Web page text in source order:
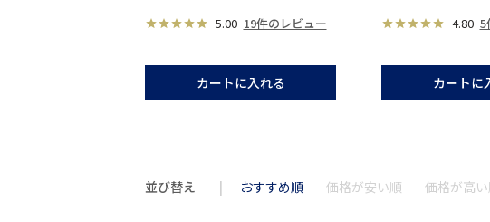
5.00 19件のレビュー
カートに入れる
4.80 5
カートに
並び替え おすすめ順 価格が安い順 価格が高